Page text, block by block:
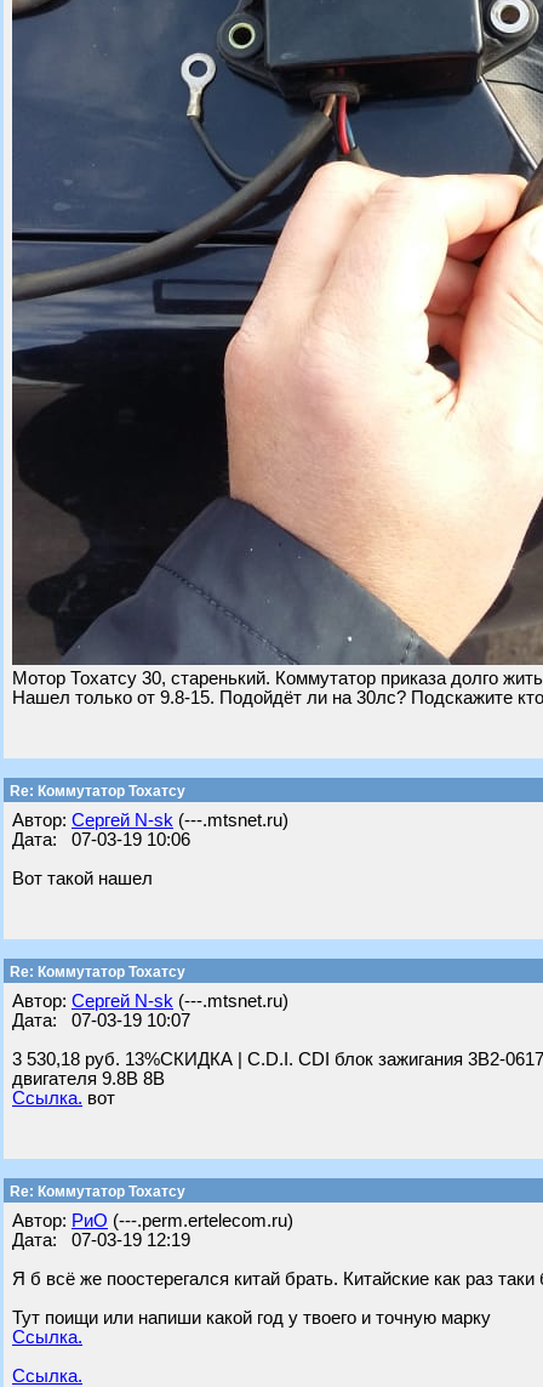
Мотор Тохатсу 30, старенький. Коммутатор приказа долго
Нашел только от 9.8-15. Подойдёт ли на 30лс? Подскажите кто
Re: Коммутатор Тохатсу
Автор: Сергей N-sk (---.mtsnet.ru)
Дата: 07-03-19 10:06
Вот такой нашел
Re: Коммутатор Тохатсу
Автор: Сергей N-sk (---.mtsnet.ru)
Дата: 07-03-19 10:07
3 530,18 руб. 13%СКИДКА | C.D.I. CDI блок зажигания 3B2-
двигателя 9.8B 8B
Ссылка. вот
Re: Коммутатор Тохатсу
Автор: РиО (---.perm.ertelecom.ru)
Дата: 07-03-19 12:19
Я б всё же поостерегался китай брать. Китайские как раз
Тут поищи или напиши какой год у твоего и точную марку
Ссылка.
Ссылка.